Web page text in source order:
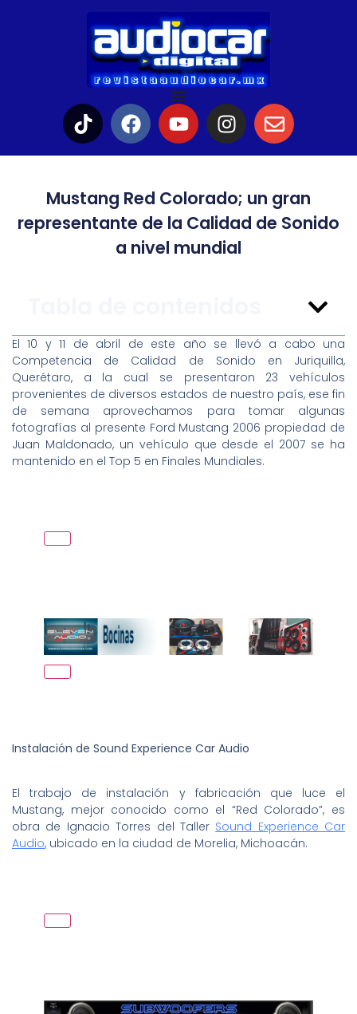
Mustang Red Colorado; un gran
representante de la Calidad de Sonido
a nivel mundial
El 10 y 11 de abril de este año se llevó a cabo una
Competencia de Calidad de Sonido en Juriquilla,
Querétaro, a la cual se presentaron 23 vehículos
provenientes de diversos estados de nuestro país, ese fin
de semana aprovechamos para tomar algunas
fotografías al presente Ford Mustang 2006 propiedad de
Juan Maldonado, un vehículo que desde el 2007 se ha
mantenido en el Top 5 en Finales Mundiales.
Instalación de Sound Experience Car Audio
El trabajo de instalación y fabricación que luce el
Mustang, mejor conocido como el “Red Colorado”, es
obra de Ignacio Torres del Taller Sound Experience Car
Audio, ubicado en la ciudad de Morelia, Michoacán.